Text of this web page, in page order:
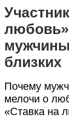
любовь»
близких
Почему
мелочи о
«Ставка на